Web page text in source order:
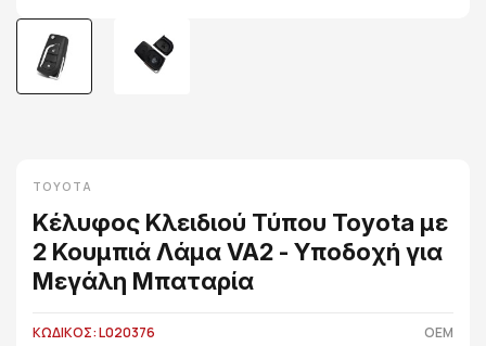
TOYOTA
Κέλυφος Κλειδιού Τύπου Toyota με
2 Κουμπιά Λάμα VA2 - Υποδοχή για
Μεγάλη Μπαταρία
ΚΩΔΙΚΟΣ: L020376 OEM